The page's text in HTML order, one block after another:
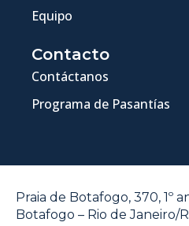
Equipo
Contacto
Contáctanos
Programa de Pasantías
Praia de Botafogo, 370, 1º
Botafogo – Rio de Janeiro/